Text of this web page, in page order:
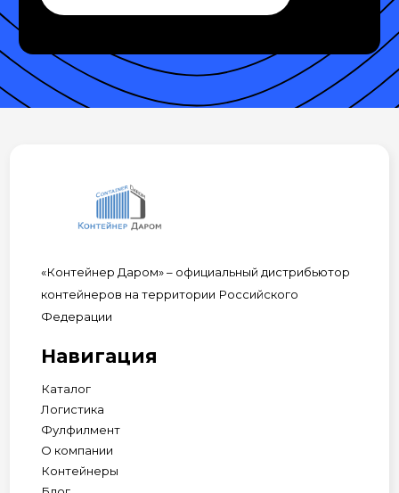
«Контейнер Даром» – официальный дистрибьютор
контейнеров на территории Российского
Федерации
Навигация
Каталог
Логистика
Фулфилмент
О компании
Контейнеры